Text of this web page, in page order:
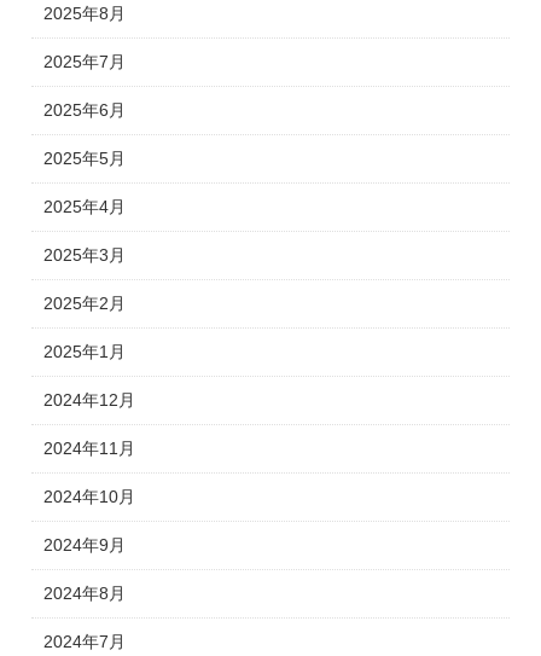
2025年8月
2025年7月
2025年6月
2025年5月
2025年4月
2025年3月
2025年2月
2025年1月
2024年12月
2024年11月
2024年10月
2024年9月
2024年8月
2024年7月